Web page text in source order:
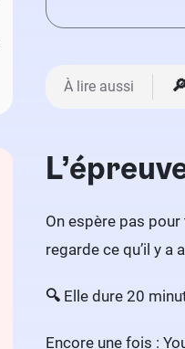
À lire aussi
On espère pas
regarde ce qu’il y a
🔍 Elle dure 20
Encore une fois :